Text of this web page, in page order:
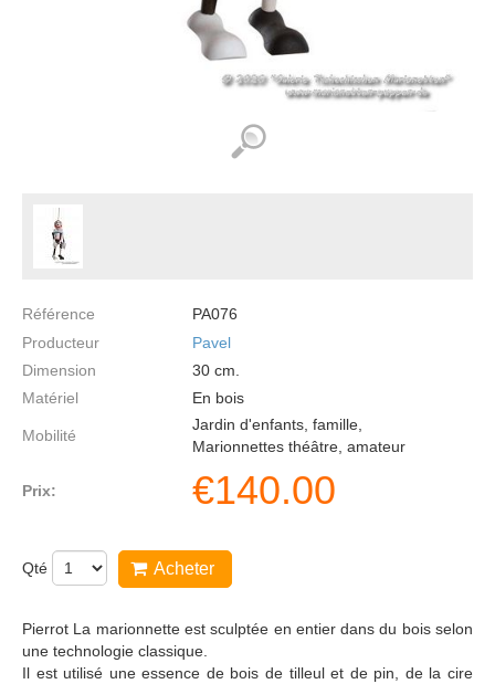
Référence
PA076
Producteur
Pavel
Dimension
30 cm.
Matériel
En bois
Mobilité
Jardin d'enfants, famille,
Marionnettes théâtre, amateur
Prix: €140.00
Qté Acheter
Pierrot La marionnette est sculptée en entier dans du bois selon
une technologie classique.
Il est utilisé une essence de bois de tilleul et de pin, de la cire